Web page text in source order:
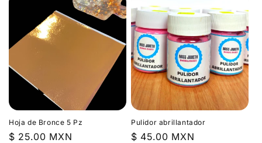
Hoja de Bronce 5 Pz
Precio
$ 25.00 MXN
Pulidor abrillantador
Precio
$ 45.00 MXN